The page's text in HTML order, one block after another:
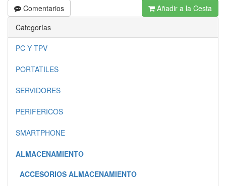
Comentarios
Añadir a la Cesta
Categorías
PC Y TPV
PORTATILES
SERVIDORES
PERIFERICOS
SMARTPHONE
ALMACENAMIENTO
ACCESORIOS ALMACENAMIENTO